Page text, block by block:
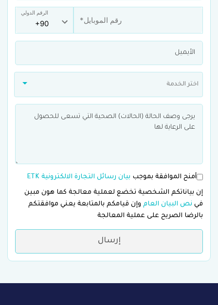
الرقم الدولي
اختر الخدمة
أمنح الموافقة بموجب بيان رسائل التجارة الالكترونية ETK
إن بياناتكم الشخصية تخضع لعملية معالجة كما هون مبين
في نص البيان العام وإن قيامكم بالمتابعة يعني موافقتكم
بالرضا الصريح على عملية المعالجة
إرسال